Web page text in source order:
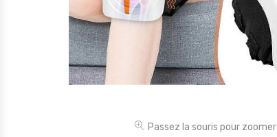
Maison
Maternité
Outillages & Bricolage
Passez la souris pour zoomer